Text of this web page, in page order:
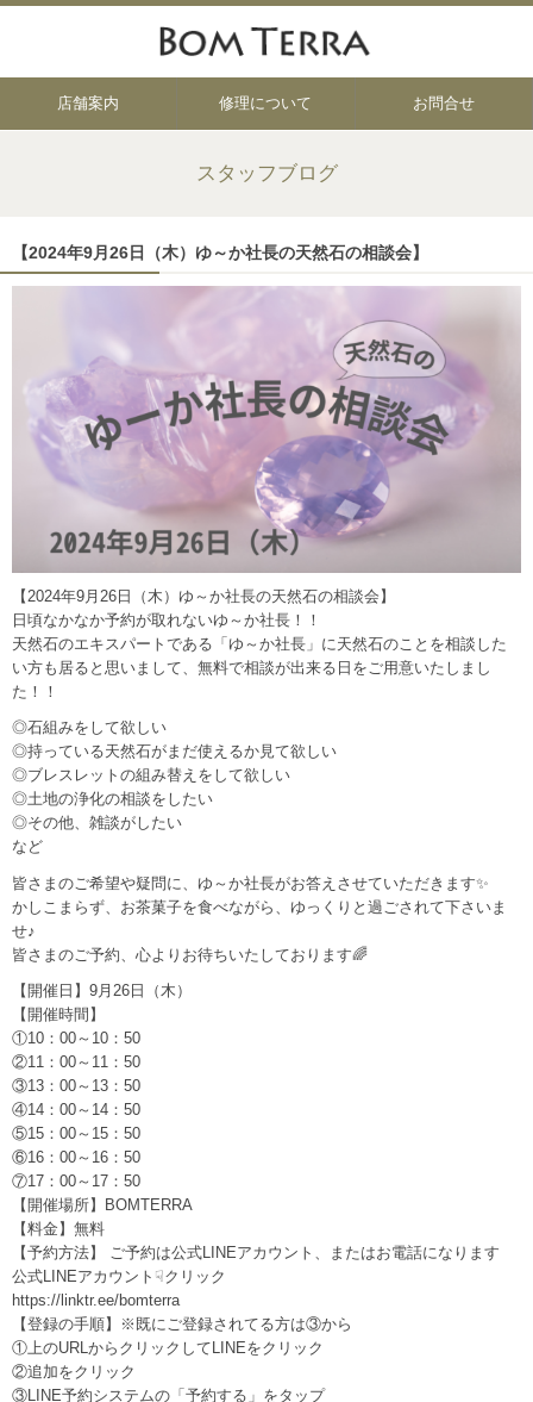
店舗案内 修理について お問合せ
スタッフブログ
【2024年9月26日（木）ゆ～か社長の天然石の相談会】
【2024年9月26日（木）ゆ～か社長の天然石の相談会】
日頃なかなか予約が取れないゆ～か社長！！
天然石のエキスパートである「ゆ～か社長」に天然石のことを相談した
い方も居ると思いまして、無料で相談が出来る日をご用意いたしまし
た！！
◎石組みをして欲しい
◎持っている天然石がまだ使えるか見て欲しい
◎ブレスレットの組み替えをして欲しい
◎土地の浄化の相談をしたい
◎その他、雑談がしたい
など
皆さまのご希望や疑問に、ゆ～か社長がお答えさせていただきます✨
かしこまらず、お茶菓子を食べながら、ゆっくりと過ごされて下さいま
せ♪
皆さまのご予約、心よりお待ちいたしております🌈
【開催日】9月26日（木）
【開催時間】
①10：00～10：50
②11：00～11：50
③13：00～13：50
④14：00～14：50
⑤15：00～15：50
⑥16：00～16：50
⑦17：00～17：50
【開催場所】BOMTERRA
【料金】無料
【予約方法】 ご予約は公式LINEアカウント、またはお電話になります
公式LINEアカウント☟クリック
https://linktr.ee/bomterra
【登録の手順】※既にご登録されてる方は③から
①上のURLからクリックしてLINEをクリック
②追加をクリック
③LINE予約システムの「予約する」をタップ